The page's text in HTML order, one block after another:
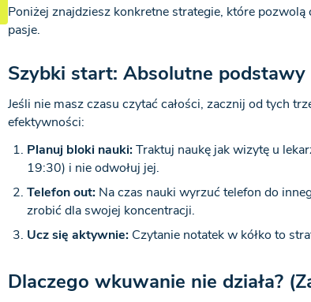
Poniżej znajdziesz konkretne strategie, które
pasje.
Szybki start: Absolutne podstawy
Jeśli nie masz czasu czytać całości, zacznij od tych
efektywności:
Planuj bloki nauki:Traktuj naukę jak wizytę u
19:30) i nie odwołuj jej.
Telefon out:Na czas nauki wyrzuć telefon do
zrobić dla swojej koncentracji.
Ucz się aktywnie:Czytanie notatek w kółko to
Dlaczego wkuwanie nie działa?